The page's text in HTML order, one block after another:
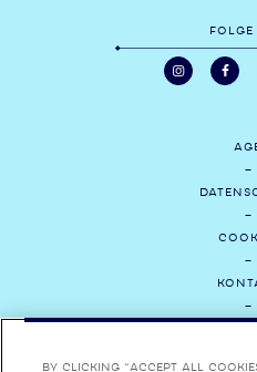
By clicking “Accept All